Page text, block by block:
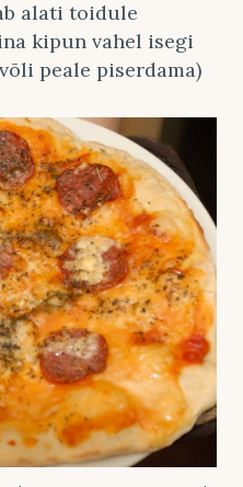
alati toidule
kipun vahel isegi
peale piserdama)